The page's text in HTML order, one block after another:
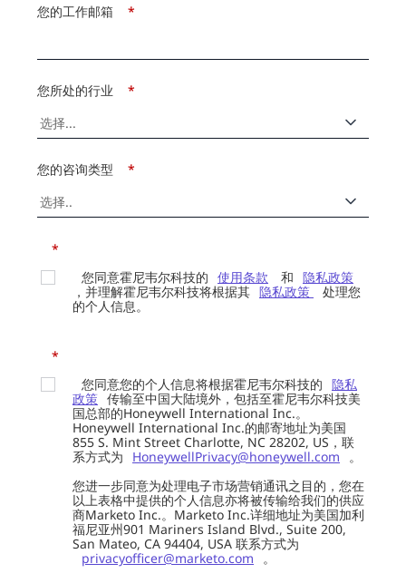
*
您的工作邮箱
*
您所处的行业
*
您的咨询类型
*
您同意霍尼韦尔科技的 使用条款 和 隐私政策
，并理解霍尼韦尔科技将根据其 隐私政策
处理您
的个人信息。
*
您同意您的个人信息将根据霍尼韦尔科技的 隐私
政策 传输至中国大陆境外，包括至霍尼韦尔科技美
国总部的Honeywell International Inc.。
Honeywell International Inc.的邮寄地址为美国
855 S. Mint Street Charlotte, NC 28202, US，联
系方式为
HoneywellPrivacy@honeywell.com
。
您进一步同意为处理电子市场营销通讯之目的，您在
以上表格中提供的个人信息亦将被传输给我们的供应
商Marketo Inc.。Marketo Inc.详细地址为美国加利
福尼亚州901 Mariners Island Blvd., Suite 200,
San Mateo, CA 94404, USA 联系方式为
privacyofficer@marketo.com
。